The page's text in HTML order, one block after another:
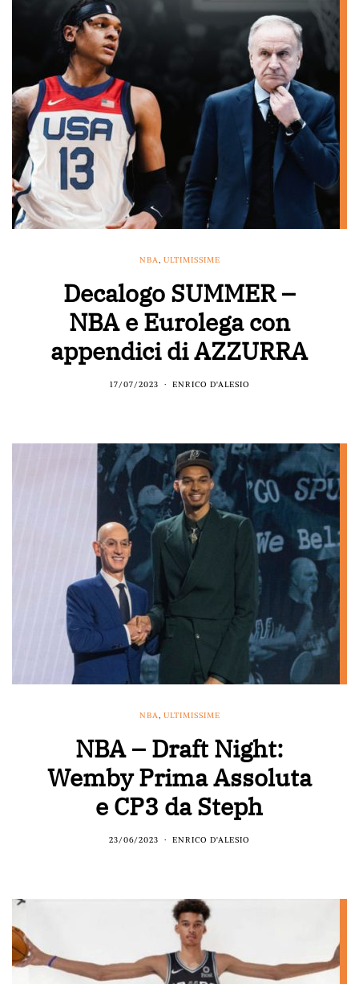
NBA, ULTIMISSIME
Decalogo SUMMER –
NBA e Eurolega con
appendici di AZZURRA
17/07/2023 ENRICO D'ALESIO
NBA, ULTIMISSIME
NBA – Draft Night:
Wemby Prima Assoluta
e CP3 da Steph
23/06/2023 ENRICO D'ALESIO